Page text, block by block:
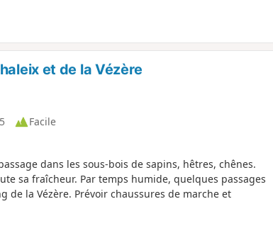
et de la Vézère
Facile
dans les sous-bois de sapins, hêtres, chênes.
sa fraîcheur. Par temps humide, quelques passages
de la Vézère. Prévoir chaussures de marche et